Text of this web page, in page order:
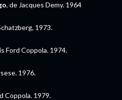
, de Jacques Demy. 1964
1973.
Ford Coppola. 1974.
1976.
Coppola. 1979.